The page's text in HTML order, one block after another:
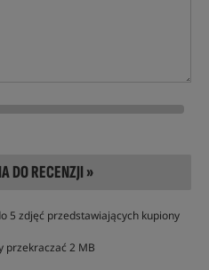
DO RECENZJI »
5 zdjęć przedstawiających kupiony
przekraczać 2 MB